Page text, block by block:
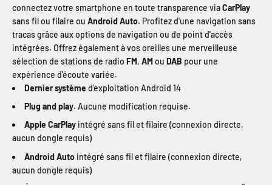
connectez votre smartphone en toute transparence viaCarPlay
sans fil ou filaire ou Android Auto. Profitez d'une navigation sans
tracas grâce aux options de navigation ou de point d'accès
intégrées. Offrez également à vos oreilles une merveilleuse
sélection de stations de radio FM, AMou DAB pour une
expérience d'écoute variée.
Dernier système d'exploitation Android 14
Plug and play. Aucune modification requise.
Apple CarPlay intégré sans fil et filaire (connexion directe,
aucun dongle requis)
Android Auto intégré sans fil et filaire (connexion directe,
aucun dongle requis)